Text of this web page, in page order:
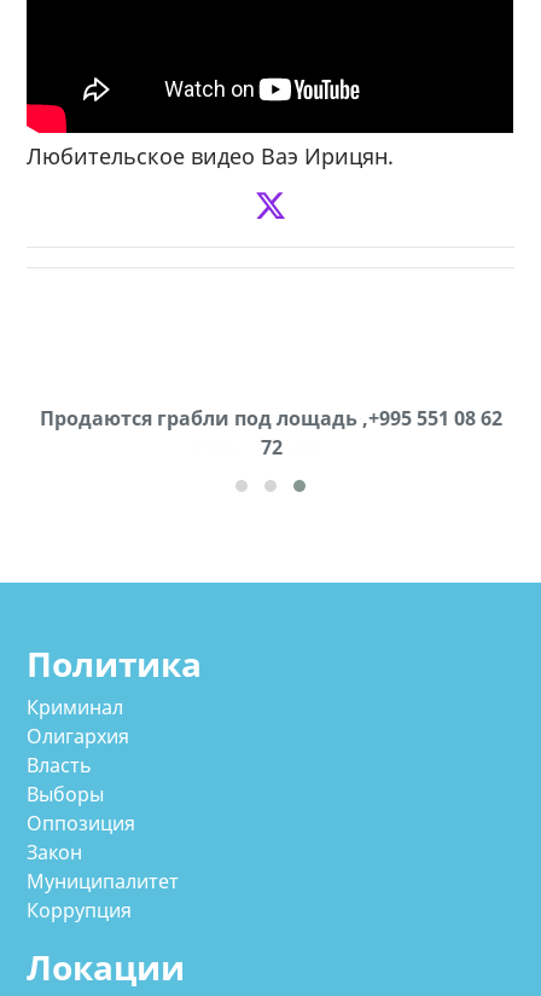
Любительское видео Ваэ Ирицян.
Продаются грабли под лощадь ,+995 551 08 62
72
Политика
Криминал
Олигархия
Власть
Выборы
Оппозиция
Закон
Муниципалитет
Коррупция
Локации